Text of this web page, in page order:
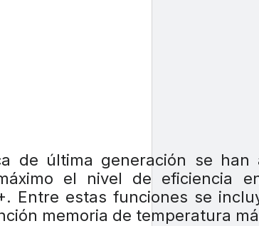
de última generación se han
el nivel de eficiencia
Entre estas funciones se
memoria de temperatura